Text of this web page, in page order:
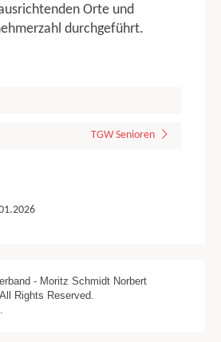
Orte und
durchgeführt.
TGW Senioren
- Moritz Schmidt Norbert
Rights Reserved.
.